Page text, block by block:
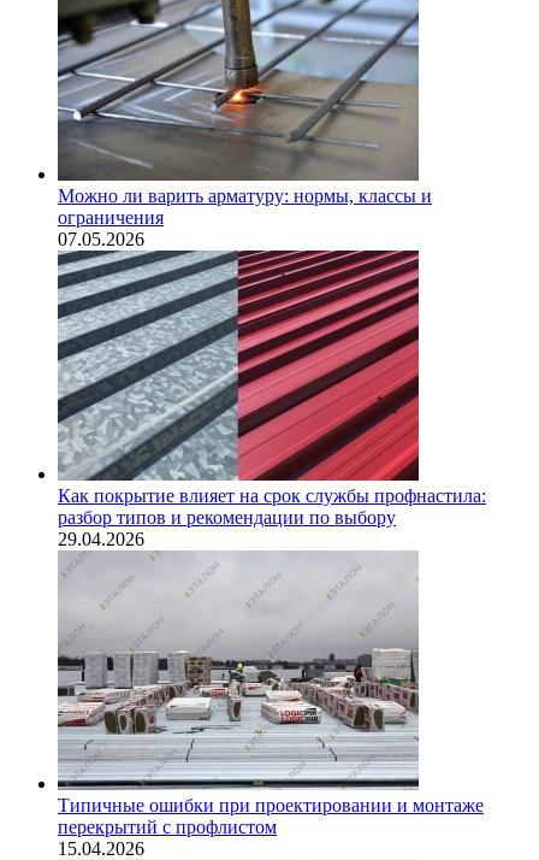
Можно ли варить арматуру: нормы, классы и
ограничения
07.05.2026
Как покрытие влияет на срок службы профнастила:
разбор типов и рекомендации по выбору
29.04.2026
Типичные ошибки при проектировании и монтаже
перекрытий с профлистом
15.04.2026